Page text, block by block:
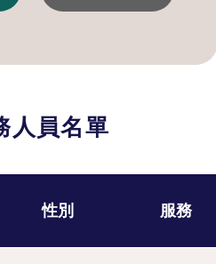
人員名單
性別 服務